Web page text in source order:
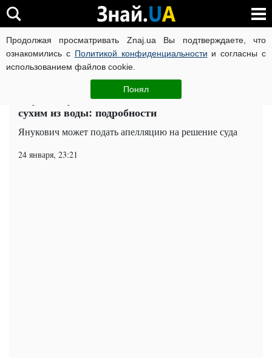
Продолжая просматривать Znaj.ua Вы подтверждаете, что
ознакомились с Политикой конфиденциальности и согласны с
использованием файлов cookie.
Понял
ВОЙНА РОССИИ ПРОТИВ УКРАИНЫ КОРОНАВИРУС В
Общество ЧИТАТИ УКРАЇНСЬКОЮ
Януковичу дали 13 лет, но он может выйти
сухим из воды: подробности
Янукович может подать апелляцию на решение суда
24 января, 23:21